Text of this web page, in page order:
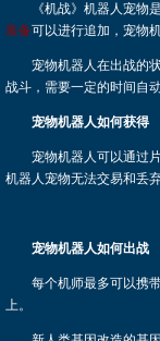
《机战》机器人宠物
装备可以进行追加，宠物
宠物机器人在出战的状
战斗，需要一定的时间自
宠物机器人如何获得
宠物机器人可以通过片
机器人宠物无法交易和丢
宠物机器人如何出战
每个机师最多可以携带
上。